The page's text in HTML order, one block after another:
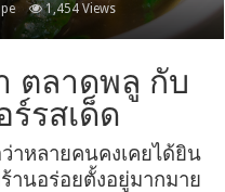
1,454 Views
ตลาดพลู กับ
ร์รสเด็ด
าหลายคนคงเคยได้ยิน
นอร่อยตั้งอยู่มากมาย